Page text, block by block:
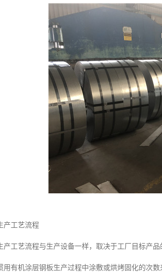
产工艺流程
产工艺流程与生产设备一样，取决于工厂目标产
用有机涂层钢板生产过程中涂敷或烘烤固化的次